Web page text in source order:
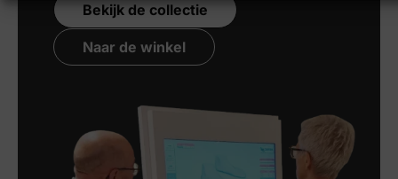
Bekijk de collectie
Naar de winkel